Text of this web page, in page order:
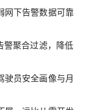
网下告警数据可靠
警聚合过滤，降低
驶员安全画像与月